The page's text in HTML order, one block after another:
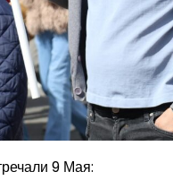
9 Мая: